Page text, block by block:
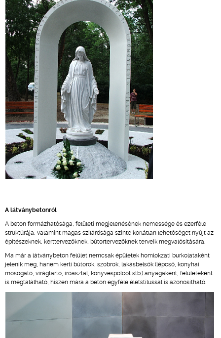
A látványbetonról
A beton formázhatósága, felületi megjelenésének nemessége és ezerféle
struktúrája, valamint magas szilárdsága szinte korlátlan lehetőséget nyújt az
építészeknek, kerttervezőknek, bútortervezőknek terveik megvalósítására.
Ma már a látványbeton felület nemcsak épületek homlokzati burkolataként
jelenik meg, hanem kerti bútorok, szobrok, lakásbelsők (lépcső, konyhai
mosogató, virágtartó, íróasztal, könyvespolcot stb.) anyagaként, felületeként
is megtalálható, hiszen mára a beton egyféle életstílussal is azonosítható.